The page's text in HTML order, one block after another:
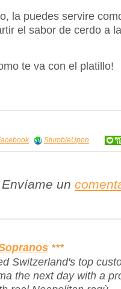
la puedes servire
el sabor de cerdo a
te va con el platillo!
StumbleUpon
un
***
Switzerland's top
the next daywith a